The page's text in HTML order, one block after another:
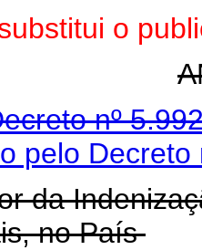
o
nº
pelo Decreto
da
no País